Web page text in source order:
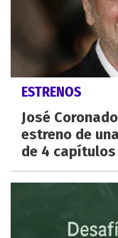
ESTRENOS
José
estreno de
de 4 capítulos